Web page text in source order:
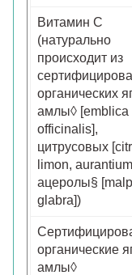
Витамин C
(натурально
происходит из
органических
амлы◊ [emblica
officinalis],
цитрусовых
limon,
ацеролы§
glabra])
органические
амлы◊